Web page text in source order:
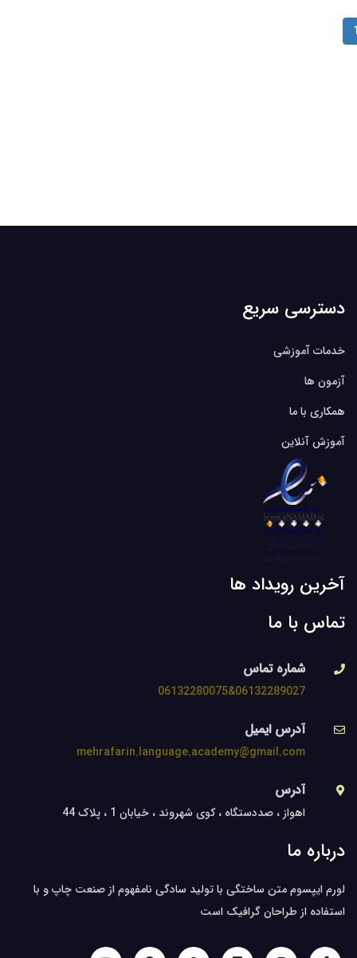
دسترسی سریع
خدمات آموزشی
آزمون ها
همکاری با ما
آموزش آنلاین
آخرین رویداد ها
تماس با ما
شماره تماس
06132289027&06132280075
آدرس ایمیل
mehrafarin.language.academy@gmail.com
آدرس
اهواز ، صددستگاه ، کوی شهروند ، خیابان 1 ، پلاک 44
درباره ما
لورم ایپسوم متن ساختگی با تولید سادگی نامفهوم از صنعت چاپ و با
استفاده از طراحان گرافیک است